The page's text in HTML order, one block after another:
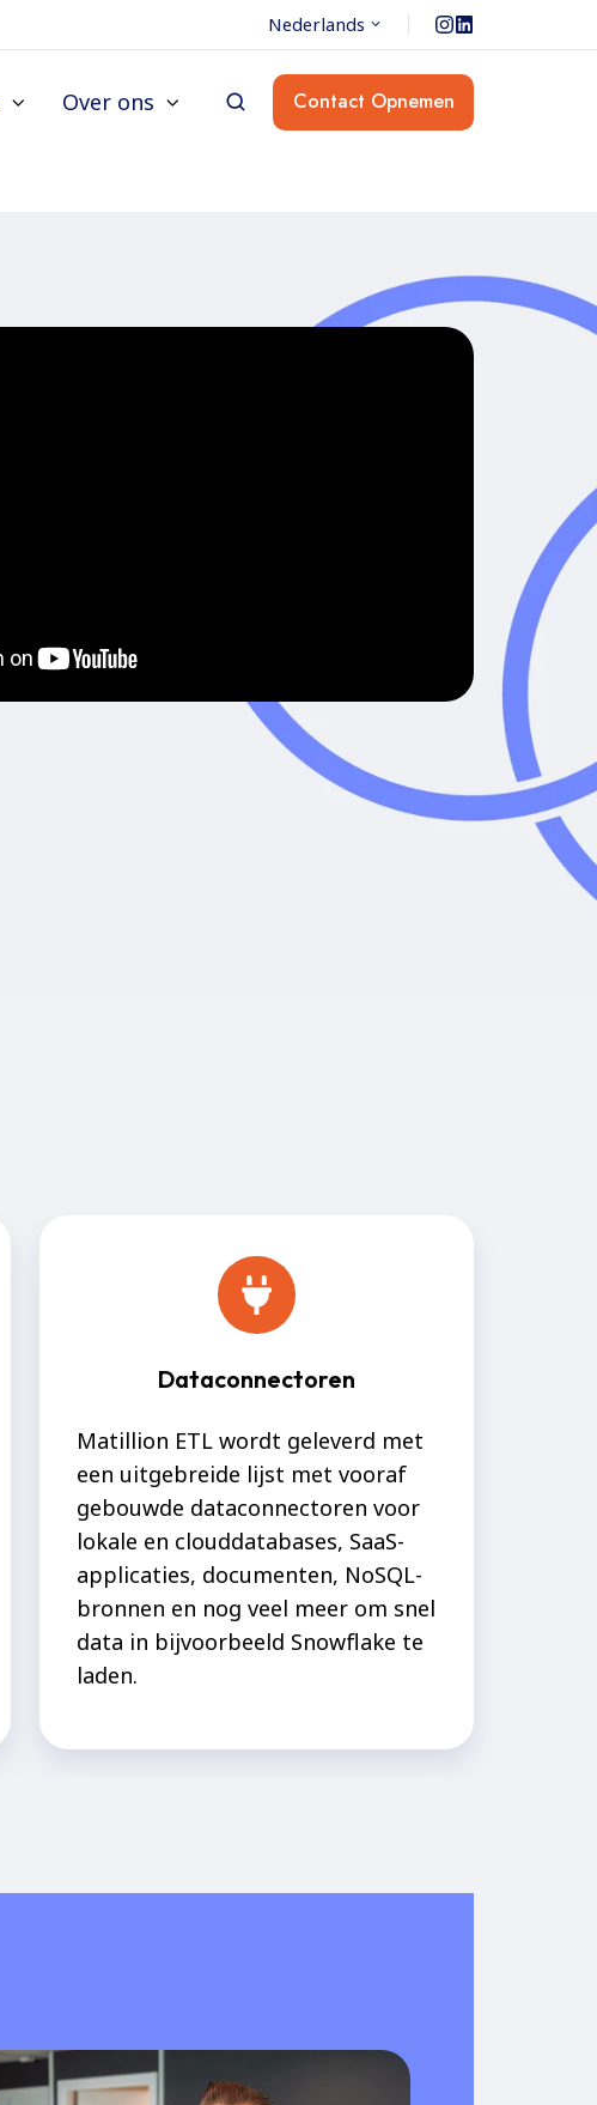
Nederlands
Over ons Contact Opnemen
Dataconnectoren
Matillion ETL wordt geleverd met
een uitgebreide lijst met vooraf
gebouwde dataconnectoren voor
lokale en clouddatabases, SaaS-
applicaties, documenten, NoSQL-
bronnen en nog veel meer om snel
data in bijvoorbeeld Snowflake te
laden.